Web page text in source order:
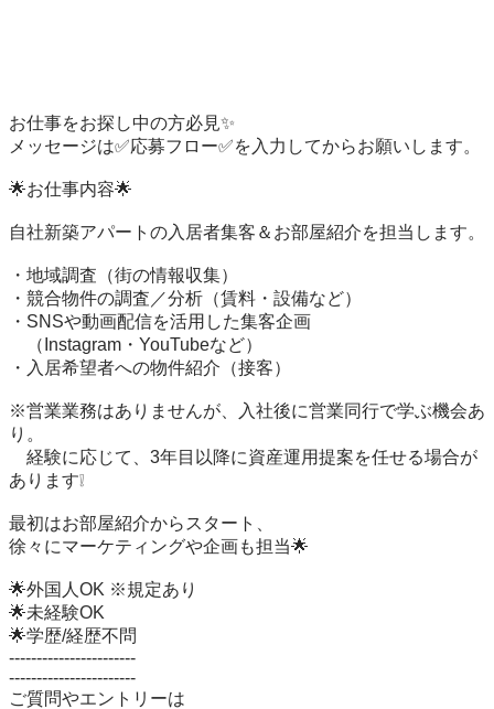
お仕事をお探し中の方必見✨
メッセージは✅応募フロー✅を入力してからお願いします。
🌟お仕事内容🌟
自社新築アパートの入居者集客＆お部屋紹介を担当します。
・地域調査（街の情報収集）
・競合物件の調査／分析（賃料・設備など）
・SNSや動画配信を活用した集客企画
（Instagram・YouTubeなど）
・入居希望者への物件紹介（接客）
※営業業務はありませんが、入社後に営業同行で学ぶ機会あ
り。
経験に応じて、3年目以降に資産運用提案を任せる場合が
あります❕
最初はお部屋紹介からスタート、
徐々にマーケティングや企画も担当🌟
🌟外国人OK ※規定あり
🌟未経験OK
🌟学歴/経歴不問
-----------------------
-----------------------
ご質問やエントリーは